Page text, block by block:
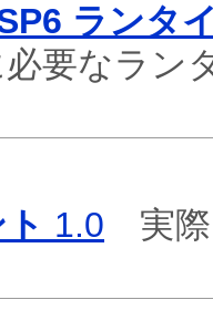
ランタ
要なラン
1.0 実際